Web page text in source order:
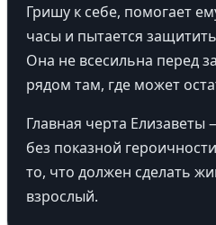
Гришу к себе, помогает
часы и пытается
Она не всесильна перед
рядом там, где может
Главная черта
без показной
то, что должен сделать
взрослый.